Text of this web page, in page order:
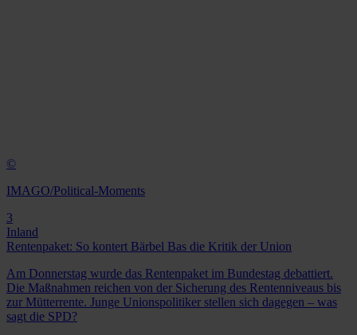
©
IMAGO/Political-Moments
3
Inland
Rentenpaket: So kontert Bärbel Bas die Kritik der Union
Am Donnerstag wurde das Rentenpaket im Bundestag debattiert.
Die Maßnahmen reichen von der Sicherung des Rentenniveaus bis
zur Mütterrente. Junge Unionspolitiker stellen sich dagegen – was
sagt die SPD?